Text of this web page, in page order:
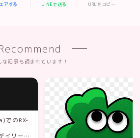
アする LINEで送る URLをコピー
な記事も読まれています！
でのRX-
イリービ